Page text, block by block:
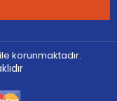
korunmaktadır.